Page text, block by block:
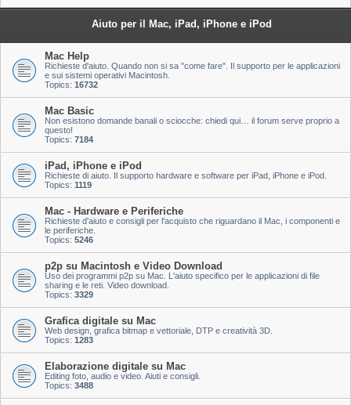
Aiuto per il Mac, iPad, iPhone e iPod
Mac Help
Richieste d'aiuto. Quando non si sa "come fare". Il supporto per le applicazioni
e sui sistemi operativi Macintosh.
Topics: 16732
Mac Basic
Non esistono domande banali o sciocche: chiedi qui… il forum serve proprio a
questo!
Topics: 7184
iPad, iPhone e iPod
Richieste di aiuto. Il supporto hardware e software per iPad, iPhone e iPod.
Topics: 1119
Mac - Hardware e Periferiche
Richieste d'aiuto e consigli per l'acquisto che riguardano il Mac, i componenti e
le periferiche.
Topics: 5246
p2p su Macintosh e Video Download
Uso dei programmi p2p su Mac. L'aiuto specifico per le applicazioni di file
sharing e le reti. Video download.
Topics: 3329
Grafica digitale su Mac
Web design, grafica bitmap e vettoriale, DTP e creatività 3D.
Topics: 1283
Elaborazione digitale su Mac
Editing foto, audio e video. Aiuti e consigli.
Topics: 3488